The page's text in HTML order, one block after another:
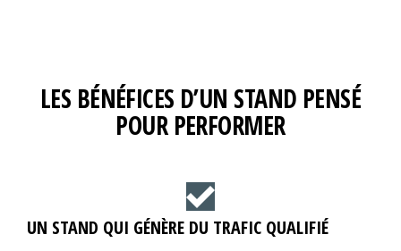
LES BÉNÉFICES D’UN STAND PENSÉ
POUR PERFORMER
UN STAND QUI GÉNÈRE DU TRAFIC QUALIFIÉ